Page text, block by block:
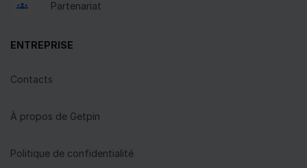
Partenariat
ENTREPRISE
Contacts
À propos de Getpin
Politique de confidentialité